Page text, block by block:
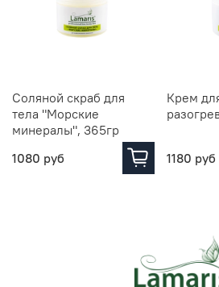
Соляной скраб для
тела "Морские
минералы", 365гр
1080 руб
Крем
1180 руб